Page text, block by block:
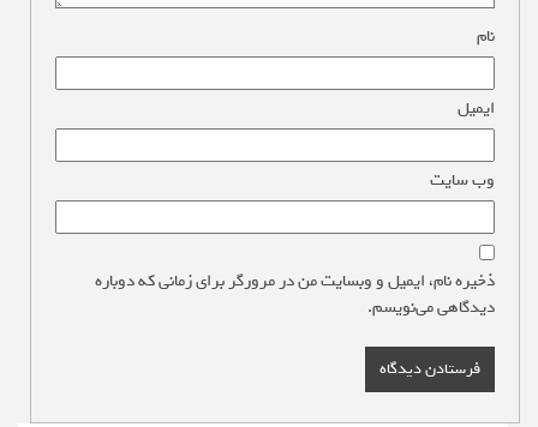
نام
ایمیل
وب‌ سایت
ذخیره نام، ایمیل و وبسایت من در مرورگر برای زمانی که دوباره
دیدگاهی می‌نویسم.